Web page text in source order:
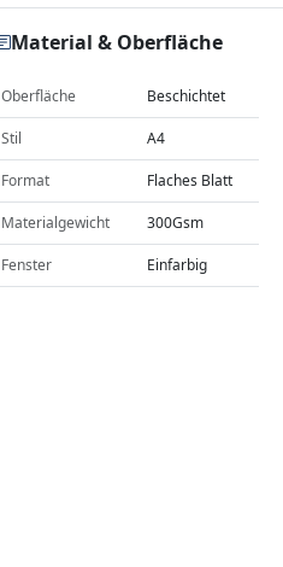
Material & Oberfläche
Oberfläche Beschichtet
Stil A4
Format Flaches Blatt
Materialgewicht 300Gsm
Fenster Einfarbig